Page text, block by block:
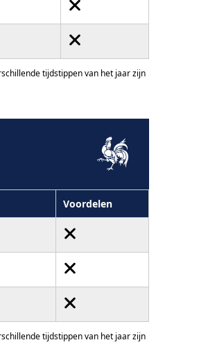
tijdstippen van het jaar zijn
Voordelen
tijdstippen van het jaar zijn